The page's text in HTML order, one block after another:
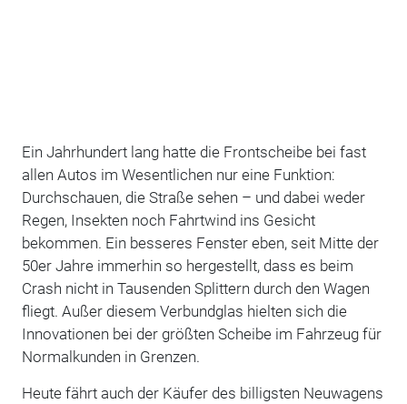
Ein Jahrhundert lang hatte die Frontscheibe bei fast
allen Autos im Wesentlichen nur eine Funktion:
Durchschauen, die Straße sehen – und dabei weder
Regen, Insekten noch Fahrtwind ins Gesicht
bekommen. Ein besseres Fenster eben, seit Mitte der
50er Jahre immerhin so hergestellt, dass es beim
Crash nicht in Tausenden Splittern durch den Wagen
fliegt. Außer diesem Verbundglas hielten sich die
Innovationen bei der größten Scheibe im Fahrzeug für
Normalkunden in Grenzen.
Heute fährt auch der Käufer des billigsten Neuwagens